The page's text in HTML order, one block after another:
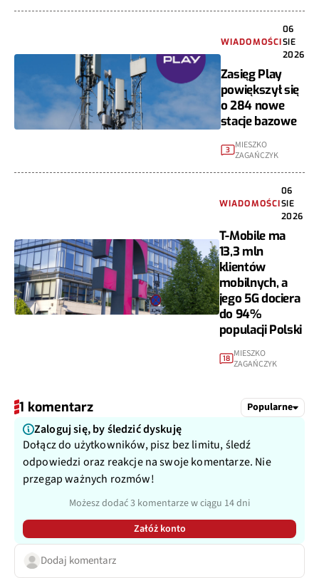
WIADOMOŚCI
06
SIE
2026
Zasięg Play
powiększył się
o 284 nowe
stacje bazowe
3 MIESZKO
ZAGAŃCZYK
WIADOMOŚCI
06
SIE
2026
T-Mobile ma
13,3 mln
klientów
mobilnych, a
jego 5G dociera
do 94%
populacji Polski
18 MIESZKO
ZAGAŃCZYK
1 komentarz Popularne
Zaloguj się, by śledzić dyskuję
Dołącz do użytkowników, pisz bez limitu, śledź
odpowiedzi oraz reakcje na swoje komentarze. Nie
przegap ważnych rozmów!
Możesz dodać 3 komentarze w ciągu 14 dni
Załóż konto
Dodaj komentarz